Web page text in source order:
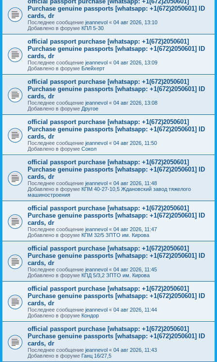
Purchase genuine passports [whatsapp: +1(672)2050601] ID
cards, dr
Последнее сообщение jeannevol « 04 авг 2026, 13:10
Добавлено в форуме КПЛ 5-30
official passport purchase [whatsapp: +1(672)2050601]
Purchase genuine passports [whatsapp: +1(672)2050601] ID
cards, dr
Последнее сообщение jeannevol « 04 авг 2026, 13:09
Добавлено в форуме Блейхерт
official passport purchase [whatsapp: +1(672)2050601]
Purchase genuine passports [whatsapp: +1(672)2050601] ID
cards, dr
Последнее сообщение jeannevol « 04 авг 2026, 13:08
Добавлено в форуме Другое
official passport purchase [whatsapp: +1(672)2050601]
Purchase genuine passports [whatsapp: +1(672)2050601] ID
cards, dr
Последнее сообщение jeannevol « 04 авг 2026, 11:50
Добавлено в форуме Сокол
official passport purchase [whatsapp: +1(672)2050601]
Purchase genuine passports [whatsapp: +1(672)2050601] ID
cards, dr
Последнее сообщение jeannevol « 04 авг 2026, 11:48
Добавлено в форуме КПМ 40-27-10,5 Ждановский завод тяжелого
машиностроения
official passport purchase [whatsapp: +1(672)2050601]
Purchase genuine passports [whatsapp: +1(672)2050601] ID
cards, dr
Последнее сообщение jeannevol « 04 авг 2026, 11:47
Добавлено в форуме КПМ 32/5 ЗПТО им. Кирова
official passport purchase [whatsapp: +1(672)2050601]
Purchase genuine passports [whatsapp: +1(672)2050601] ID
cards, dr
Последнее сообщение jeannevol « 04 авг 2026, 11:45
Добавлено в форуме КПД 5/3,2 ЗПТО им. Кирова
official passport purchase [whatsapp: +1(672)2050601]
Purchase genuine passports [whatsapp: +1(672)2050601] ID
cards, dr
Последнее сообщение jeannevol « 04 авг 2026, 11:44
Добавлено в форуме Кондор
official passport purchase [whatsapp: +1(672)2050601]
Purchase genuine passports [whatsapp: +1(672)2050601] ID
cards, dr
Последнее сообщение jeannevol « 04 авг 2026, 11:43
Добавлено в форуме Ганц 16/27,5